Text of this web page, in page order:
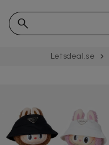
Letsdeal.se